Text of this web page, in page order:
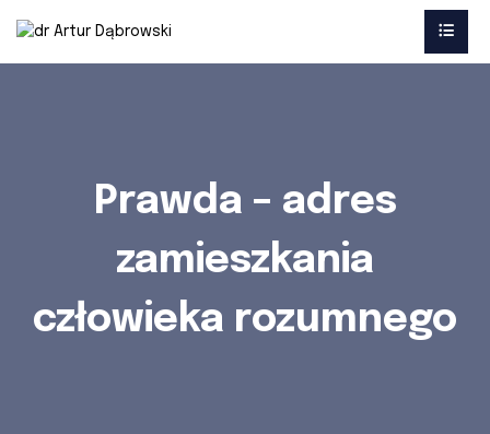
Prawda – adres
zamieszkania
człowieka rozumnego